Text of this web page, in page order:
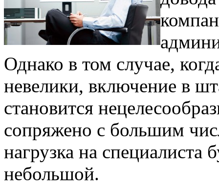
Однако в том случае,
невелики, включение в
становится
сопряжено с большим
нагрузка на специалиста
небольшой.